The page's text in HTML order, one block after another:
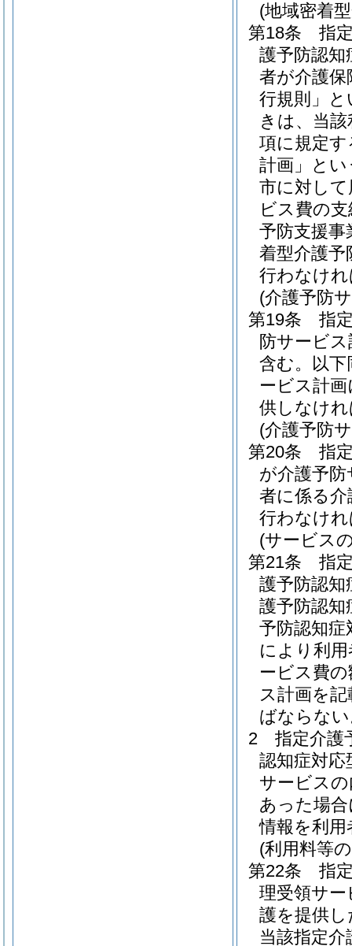
(地域密着
第18条
指
護予防認知
者が介護保
行規則」と
きは、当
項に規定
計画」とい
市に対し
ビス費の
予防支援
着型介護
行わなけ
(介護予防
第19条
指
防サービ
含む。以下
ービス計
供しなけ
(介護予防
第20条
指
が介護予
者に係る
行わなけ
(サービス
第21条
指
護予防認知
護予防認知
予防認知症
により利
ービス費
ス計画を
ばならな
2
指定介護
認知症対
サービス
あった場
情報を利
(利用料等
第22条
指
理受領サー
護を提供
当該指定